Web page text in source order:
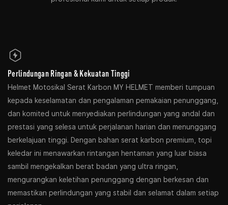
Perlindungan Ringan & Kekuatan Tinggi
Helmet Motosikal Serat Karbon MY HELMET memberi tumpuan
kepada keselamatan dan pengalaman pemakaian penunggang,
dan komited untuk menyediakan perlindungan yang andal dan
prestasi yang selesa untuk perjalanan harian dan menunggang
berkelajuan tinggi. Dengan bahan serat karbon premium, topi
keledar ini menawarkan rintangan hentaman yang luar biasa
sambil mengekalkan berat badan yang ultra ringan,
mengurangkan keletihan penunggang dengan berkesan dan
memastikan perlindungan yang stabil dan selamat dalam setiap